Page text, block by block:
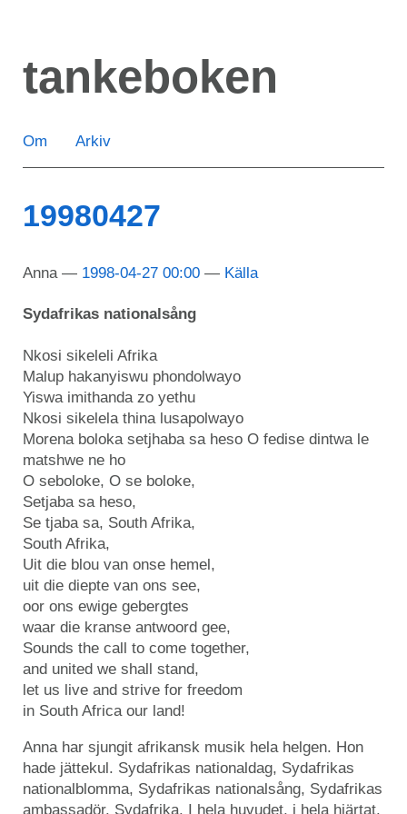
huvudinnehåll
tankeboken
Om Arkiv
19980427
Anna 1998-04-27 00:00 Källa
Sydafrikas nationalsång
Nkosi sikeleli Afrika
Malup hakanyiswu phondolwayo
Yiswa imithanda zo yethu
Nkosi sikelela thina lusapolwayo
Morena boloka setjhaba sa heso O fedise dintwa le
matshwe ne ho
O seboloke, O se boloke,
Setjaba sa heso,
Se tjaba sa, South Afrika,
South Afrika,
Uit die blou van onse hemel,
uit die diepte van ons see,
oor ons ewige gebergtes
waar die kranse antwoord gee,
Sounds the call to come together,
and united we shall stand,
let us live and strive for freedom
in South Africa our land!
Anna har sjungit afrikansk musik hela helgen. Hon
hade jättekul. Sydafrikas nationaldag, Sydafrikas
nationalblomma, Sydafrikas nationalsång, Sydafrikas
ambassadör. Sydafrika. I hela huvudet, i hela hjärtat.